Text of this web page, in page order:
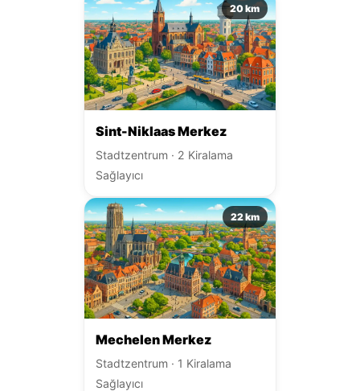
20 km
Sint-Niklaas Merkez
Stadtzentrum · 2 Kiralama
Sağlayıcı
22 km
Mechelen Merkez
Stadtzentrum · 1 Kiralama
Sağlayıcı